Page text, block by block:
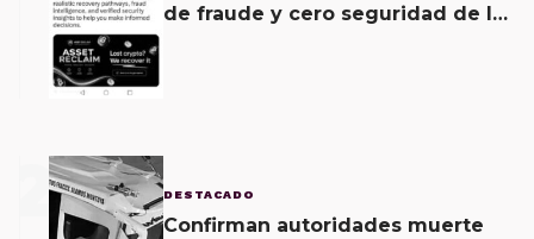
de fraude y cero seguridad de la
2 DESTACADO
Confirman autoridades muerte